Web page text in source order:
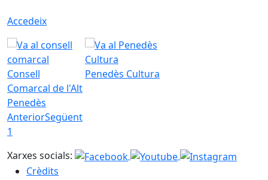
Accedeix
Consell
Comarcal de l'Alt
Penedès
Penedès Cultura
AnteriorSegüent
1
Xarxes socials:
Crèdits